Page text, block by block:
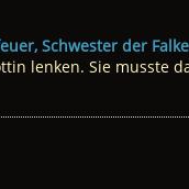
Schwester der
lenken. Sie musste